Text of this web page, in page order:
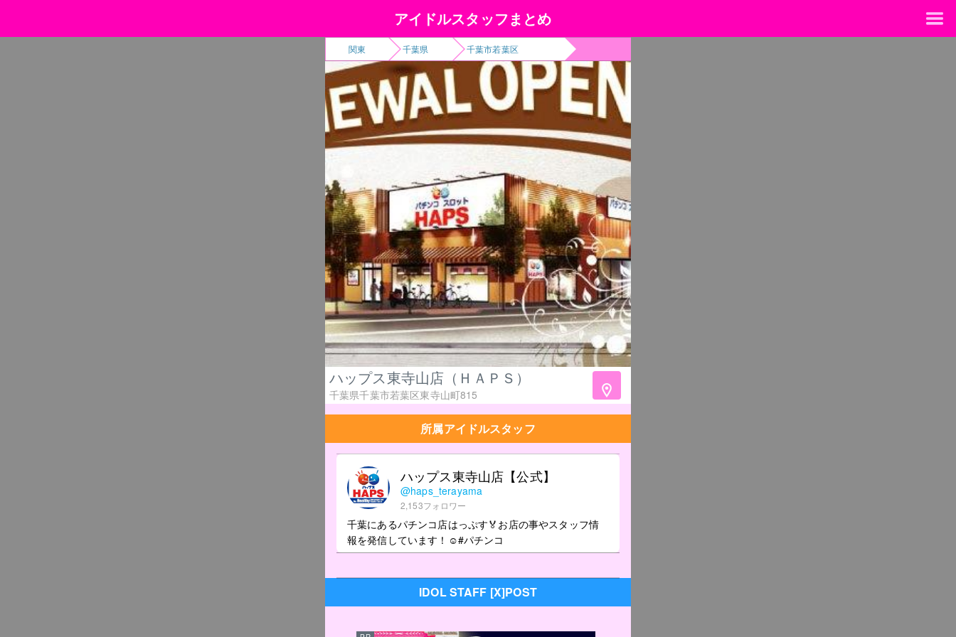
アイドルスタッフまとめ
関東 千葉県 千葉市若葉区
ハップス東寺山店（ＨＡＰＳ）
千葉県千葉市若葉区東寺山町815
所属アイドルスタッフ
ハップス東寺山店【公式】
@haps_terayama
2,153フォロワー
千葉にあるパチンコ店はっぷす🏅お店の事やスタッフ情
報を発信しています！☺#パチンコ
IDOL STAFF [X]POST